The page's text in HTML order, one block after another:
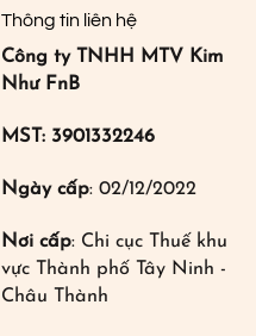
Thông tin liên hệ
Công ty TNHH MTV Kim
Như FnB
MST: 3901332246
Ngày cấp: 02/12/2022
Nơi cấp: Chi cục Thuế khu
vực Thành phố Tây Ninh -
Châu Thành